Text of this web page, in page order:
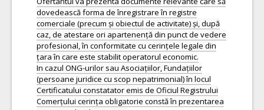
dovedească forma de înregistrare în registre
comerciale (precum și obiectul de activitate) și, după
caz, de atestare ori apartenență din punct de vedere
profesional, în conformitate cu cerințele legale din
țara în care este stabilit operatorul economic.
In cazul ONG-urilor sau Asociațiilor, Fundațiilor
(persoane juridice cu scop nepatrimonial) în locul
Certificatului constatator emis de Oficiul Registrului
Comerțului cerința obligatorie constă în prezentarea